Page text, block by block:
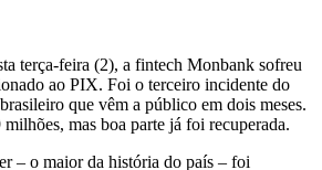
terça-feira (2), a fintech Monbank sofreu
ao PIX. Foi o terceiro incidente do
que vêm a público em dois meses.
mas boa parte já foi recuperada.
– o maior da história do país – foi